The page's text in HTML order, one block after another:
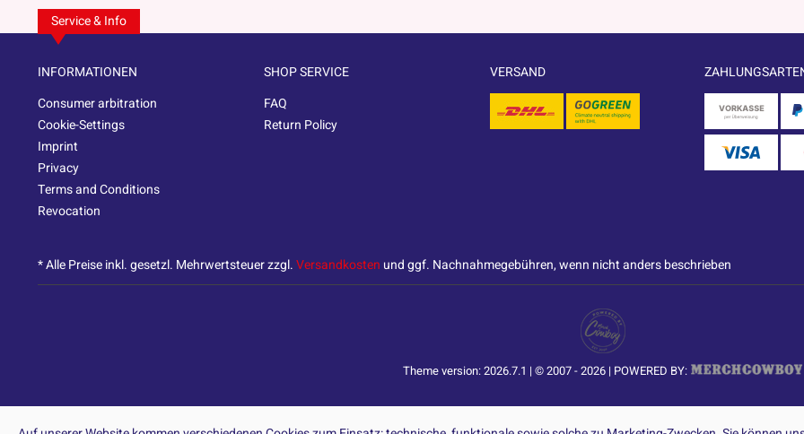
Service & Info
INFORMATIONEN
Consumer arbitration
Cookie-Settings
Imprint
Privacy
Terms and Conditions
Revocation
SHOP SERVICE
FAQ
Return Policy
VERSAND
* Alle Preise inkl. gesetzl. Mehrwertsteuer zzgl.Versandkosten und ggf. Nachnahmegebühren, wenn nicht anders beschrieben
Theme version: 2026.7.1 | © 2007 - 2026 | POWERED BY: